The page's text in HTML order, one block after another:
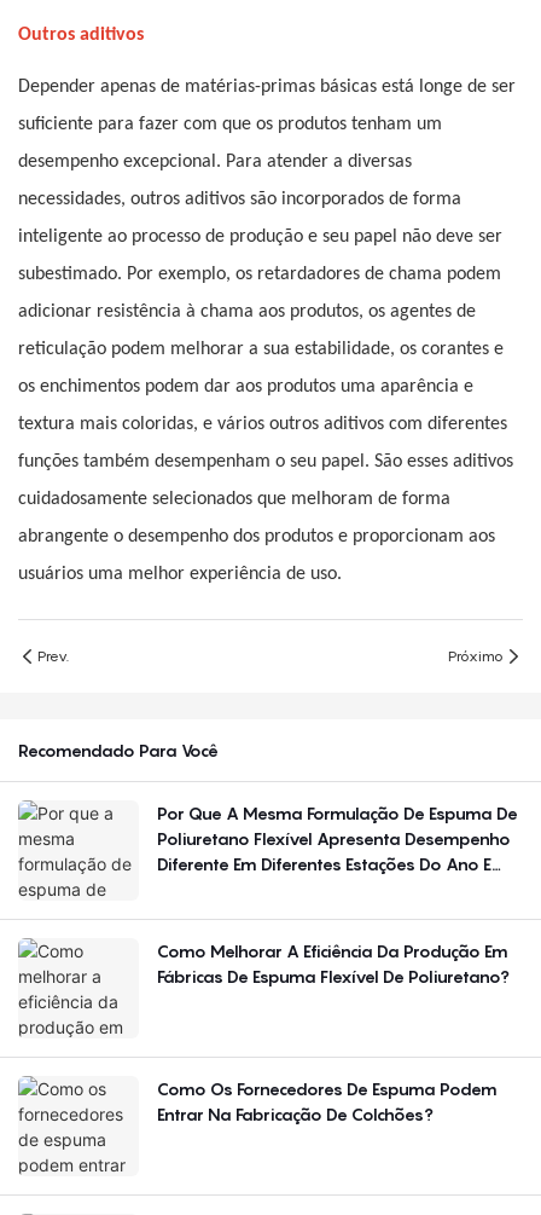
Outros aditivos
Depender apenas de matérias-primas básicas está longe de ser
suficiente para fazer com que os produtos tenham um
desempenho excepcional. Para atender a diversas
necessidades, outros aditivos são incorporados de forma
inteligente ao processo de produção e seu papel não deve ser
subestimado. Por exemplo, os retardadores de chama podem
adicionar resistência à chama aos produtos, os agentes de
reticulação podem melhorar a sua estabilidade, os corantes e
os enchimentos podem dar aos produtos uma aparência e
textura mais coloridas, e vários outros aditivos com diferentes
funções também desempenham o seu papel. São esses aditivos
cuidadosamente selecionados que melhoram de forma
abrangente o desempenho dos produtos e proporcionam aos
usuários uma melhor experiência de uso.
Prev. Próximo
Recomendado Para Você
Por Que A Mesma Formulação De Espuma De
Poliuretano Flexível Apresenta Desempenho
Diferente Em Diferentes Estações Do Ano E
Como Melhorar A Eficiência Da Produção Em
Fábricas De Espuma Flexível De Poliuretano?
Como Os Fornecedores De Espuma Podem
Entrar Na Fabricação De Colchões?